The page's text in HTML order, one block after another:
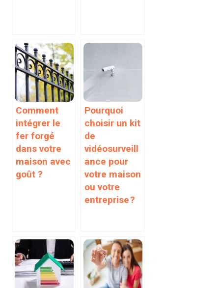
Comment
intégrer le
fer forgé
dans votre
maison avec
goût ?
Pourquoi
choisir un kit
de
vidéosurveill
ance pour
votre maison
ou votre
entreprise ?